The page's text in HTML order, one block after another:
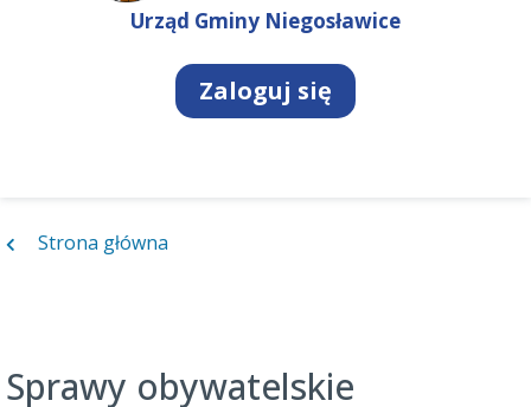
Urząd Gminy Niegosławice
Zaloguj się
Strona główna
Sprawy obywatelskie